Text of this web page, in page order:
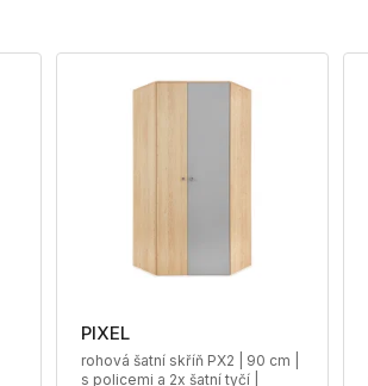
PIXEL
rohová šatní skříň PX2 | 90 cm |
s policemi a 2x šatní tyčí |